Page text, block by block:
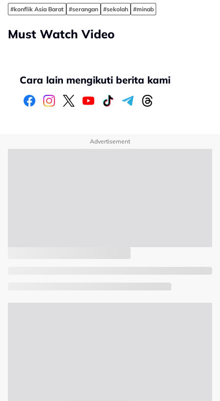
#konflik Asia Barat #serangan #sekolah #minab
Must Watch Video
Cara lain mengikuti berita kami
Advertisement